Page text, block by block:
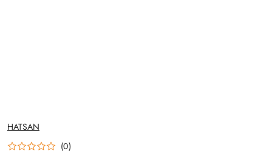
NAZWA
PRODUCENTA:
HATSAN
(0)